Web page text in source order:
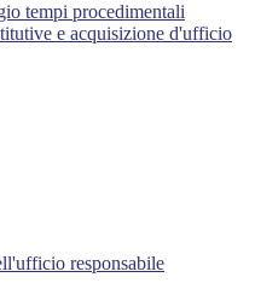
tempi procedimentali
e acquisizione d'ufficio
responsabile